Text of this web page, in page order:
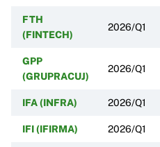
FTH
(FINTECH)
2026/Q1
GPP
(GRUPRACUJ)
2026/Q1
IFA (INFRA) 2026/Q1
IFI (IFIRMA) 2026/Q1